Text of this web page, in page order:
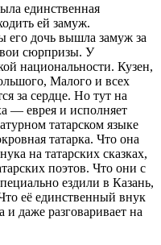
единственная
ей замуж.
его дочь вышла замуж за
сюрпризы. У
национальности. Кузен,
Малого и всех
за сердце. Но тут на
— еврея и исполняет
татарском языке
татарка. Что она
на татарских сказках,
поэтов. Что они с
ездили в Казань,
её единственный внук
и даже разговаривает на